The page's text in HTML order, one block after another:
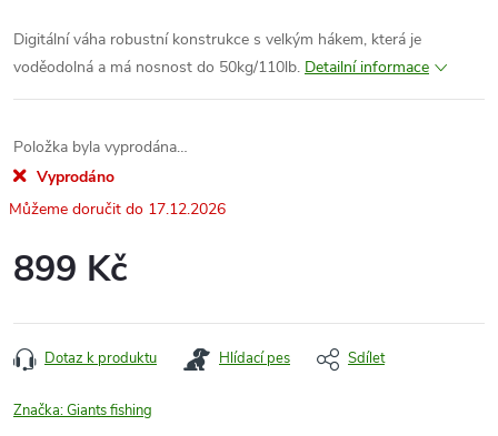
Digitální váha robustní konstrukce s velkým hákem, která je
voděodolná a má nosnost do 50kg/110lb. Detailní informace
Položka byla vyprodána…
Vyprodáno
17.12.2026
899 Kč
cena:
Dotaz k produktu Hlídací pes Sdílet
Značka:Giants fishing